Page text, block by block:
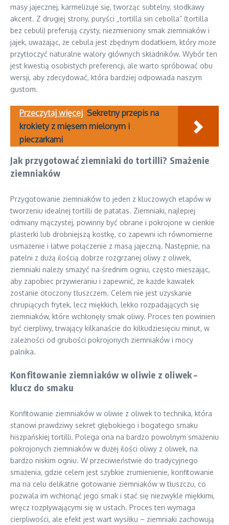
masy jajecznej, karmelizuje się, tworząc subtelny, słodkawy
akcent. Z drugiej strony, puryści „tortilla sin cebolla” (tortilla
bez cebuli) preferują czysty, niezmieniony smak ziemniaków i
jajek, uważając, że cebula jest zbędnym dodatkiem, który może
przytłoczyć naturalne walory głównych składników. Wybór ten
jest kwestią osobistych preferencji, ale warto spróbować obu
wersji, aby zdecydować, która bardziej odpowiada naszym
gustom.
Przeczytaj więcej Sekretny przepis na
krokiety z mięsem mielonym i
pieczarkami
Jak przygotować ziemniaki do tortilli? Smażenie
ziemniaków
Przygotowanie ziemniaków to jeden z kluczowych etapów w
tworzeniu idealnej tortilli de patatas. Ziemniaki, najlepiej
odmiany mączystej, powinny być obrane i pokrojone w cienkie
plasterki lub drobniejszą kostkę, co zapewni ich równomierne
usmażenie i łatwe połączenie z masą jajeczną. Następnie, na
patelni z dużą ilością dobrze rozgrzanej oliwy z oliwek,
ziemniaki należy smażyć na średnim ogniu, często mieszając,
aby zapobiec przywieraniu i zapewnić, że każde kawałek
zostanie otoczony tłuszczem. Celem nie jest uzyskanie
chrupiących frytek, lecz miękkich, lekko rozpadających się
ziemniaków, które wchłonęły smak oliwy. Proces ten powinien
być cierpliwy, trwający kilkanaście do kilkudziesięciu minut, w
zależności od grubości pokrojonych ziemniaków i mocy
palnika.
Konfitowanie ziemniaków w oliwie z oliwek –
klucz do smaku
Konfitowanie ziemniaków w oliwie z oliwek to technika, która
stanowi prawdziwy sekret głębokiego i bogatego smaku
hiszpańskiej tortilli. Polega ona na bardzo powolnym smażeniu
pokrojonych ziemniaków w dużej ilości oliwy z oliwek, na
bardzo niskim ogniu. W przeciwieństwie do tradycyjnego
smażenia, gdzie celem jest szybkie zrumienienie, konfitowanie
ma na celu delikatne gotowanie ziemniaków w tłuszczu, co
pozwala im wchłonąć jego smak i stać się niezwykle miękkimi,
wręcz rozpływającymi się w ustach. Proces ten wymaga
cierpliwości, ale efekt jest wart wysiłku – ziemniaki zachowują